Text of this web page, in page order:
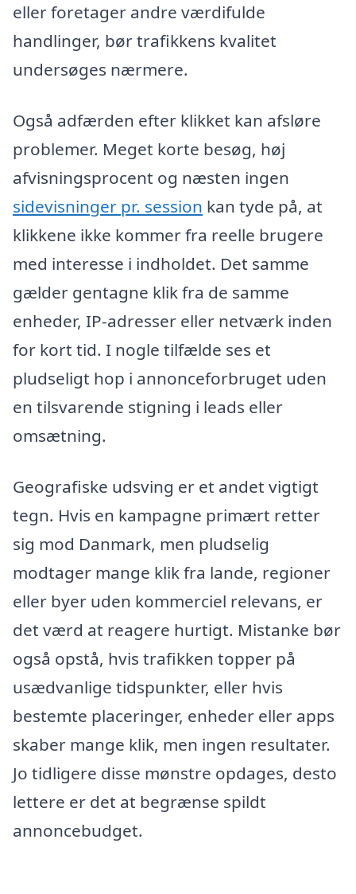
eller foretager andre værdifulde
handlinger, bør trafikkens kvalitet
undersøges nærmere.
Også adfærden efter klikket kan afsløre
problemer. Meget korte besøg, høj
afvisningsprocent og næsten ingen
sidevisninger pr. session kan tyde på, at
klikkene ikke kommer fra reelle brugere
med interesse i indholdet. Det samme
gælder gentagne klik fra de samme
enheder, IP-adresser eller netværk inden
for kort tid. I nogle tilfælde ses et
pludseligt hop i annonceforbruget uden
en tilsvarende stigning i leads eller
omsætning.
Geografiske udsving er et andet vigtigt
tegn. Hvis en kampagne primært retter
sig mod Danmark, men pludselig
modtager mange klik fra lande, regioner
eller byer uden kommerciel relevans, er
det værd at reagere hurtigt. Mistanke bør
også opstå, hvis trafikken topper på
usædvanlige tidspunkter, eller hvis
bestemte placeringer, enheder eller apps
skaber mange klik, men ingen resultater.
Jo tidligere disse mønstre opdages, desto
lettere er det at begrænse spildt
annoncebudget.